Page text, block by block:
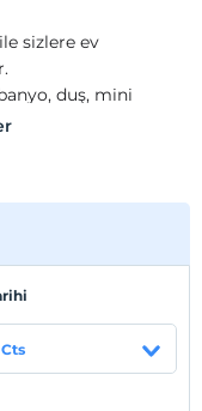
sizlere ev
duş, mini
mevcuttur.